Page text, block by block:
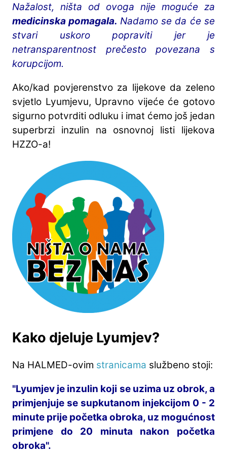
Nažalost, ništa od ovoga nije moguće za
medicinska pomagala. Nadamo se da će se
stvari uskoro popraviti jer je
netransparentnost prečesto povezana s
korupcijom.
Ako/kad povjerenstvo za lijekove da zeleno
svjetlo Lyumjevu, Upravno vijeće će gotovo
sigurno potvrditi odluku i imat ćemo još jedan
superbrzi inzulin na osnovnoj listi lijekova
HZZO-a!
Kako djeluje Lyumjev?
Na HALMED-ovim stranicama službeno stoji:
"Lyumjev je inzulin koji se uzima uz obrok, a
primjenjuje se supkutanom injekcijom 0 - 2
minute prije početka obroka, uz mogućnost
primjene do 20 minuta nakon početka
obroka".